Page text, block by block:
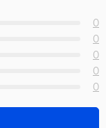
0
0
0
0
0